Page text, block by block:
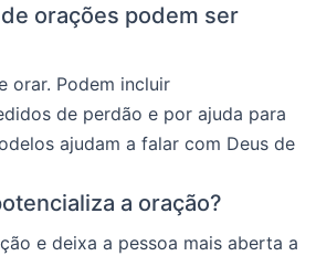
orações podem ser
orar. Podem incluir
de perdão e por ajuda para
ajudam a falar com Deus de
a oração?
e deixa a pessoa mais aberta a